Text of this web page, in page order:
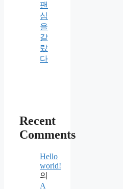
팬
심
을
갈
랐
다
Recent
Comments
Hello
world!
의
A